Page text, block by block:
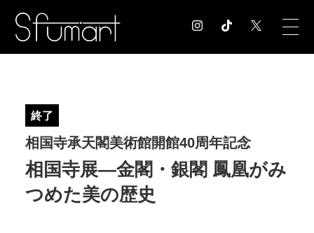
EXHIBITION 展覧会情報
MUSEUM 美術館情報
NEWS
終了
相国寺承天閣美術館開館40周年記念
相国寺展―金閣・銀閣 鳳凰がみ
つめた美の歴史